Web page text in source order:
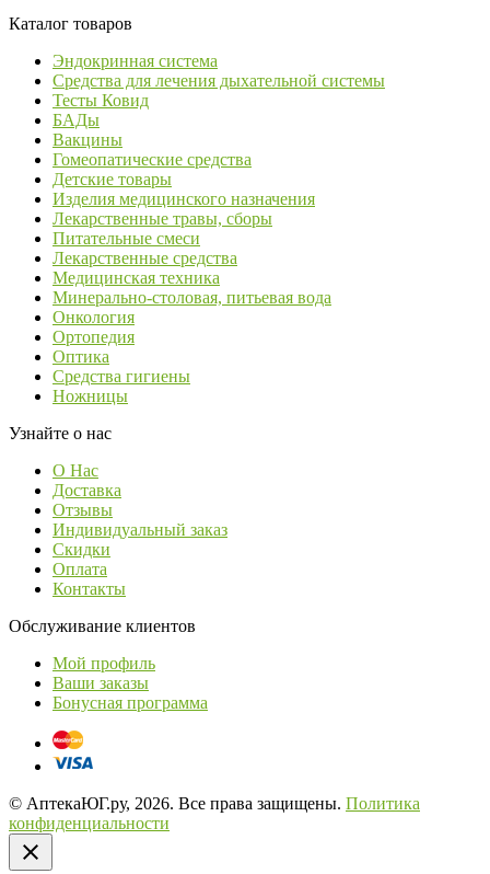
Каталог товаров
Эндокринная система
Средства для лечения дыхательной системы
Тесты Ковид
БАДы
Вакцины
Гомеопатические средства
Детские товары
Изделия медицинского назначения
Лекарственные травы, сборы
Питательные смеси
Лекарственные средства
Медицинская техника
Минерально-столовая, питьевая вода
Онкология
Ортопедия
Оптика
Средства гигиены
Ножницы
Узнайте о нас
О Нас
Доставка
Отзывы
Индивидуальный заказ
Скидки
Оплата
Контакты
Обслуживание клиентов
Мой профиль
Ваши заказы
Бонусная программа
© АптекаЮГ.ру, 2026. Все права защищены. Политика
конфиденциальности